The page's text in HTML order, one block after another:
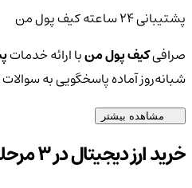
پشتیبانی ۲۴ ساعته کیف پول من
صرافیکیف پول منبا ارائه خدمات
شبانه‌روز آماده پاسخگویی به
مشاهده بیشتر
خرید ارز دیجیتال در 3 مرحله ساده